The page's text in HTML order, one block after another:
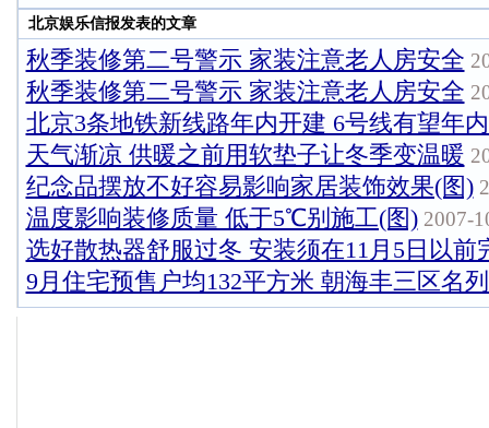
北京娱乐信报发表的文章
秋季装修第二号警示 家装注意老人房安全
秋季装修第二号警示 家装注意老人房安全
北京3条地铁新线路年内开建 6号线有望年
天气渐凉 供暖之前用软垫子让冬季变温暖
纪念品摆放不好容易影响家居装饰效果(图)
温度影响装修质量 低于5℃别施工(图)2007-
选好散热器舒服过冬 安装须在11月5日以前
9月住宅预售户均132平方米 朝海丰三区名